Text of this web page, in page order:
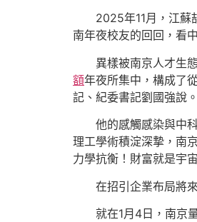
2025年11月，江蘇
南年夜校友的回回，看
異樣被南京人才生
額年夜所集中，構成了
記、紀委書記劉國強說。
他的感觸感染與中
理工學術積淀深摯，南
力學抗衡！財富就是宇
在招引企業布局將
就在1月4日，南京